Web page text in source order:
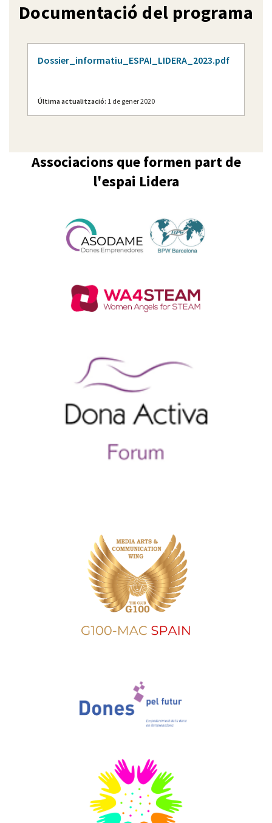
Documentació del programa
Dossier_informatiu_ESPAI_LIDERA_2023.pdf
Última actualització: 1 de gener 2020
Associacions que formen part de
l'espai Lidera